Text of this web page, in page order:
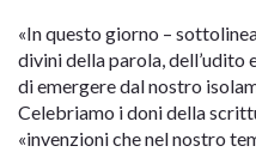
«In questo giorno –
divini della parola, dell’udito
di emergere dal nostro
Celebriamo i doni della
«invenzioni che nel nostro